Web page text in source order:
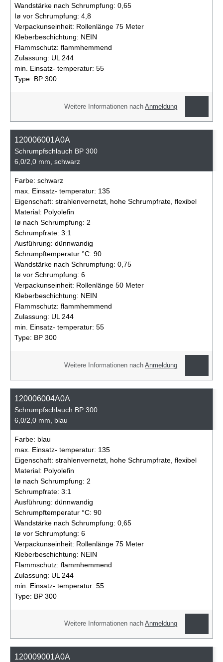
Wandstärke nach Schrumpfung: 0,65
Iø vor Schrumpfung: 4,8
Verpackunseinheit: Rollenlänge 75 Meter
Kleberbeschichtung: NEIN
Flammschutz: flammhemmend
Zulassung: UL 244
min. Einsatz- temperatur: 55
Type: BP 300
Weitere Informationen nachAnmeldung
120006001A0A
Schrumpfschlauch BP 300
6,0/2,0 mm, schwarz
Farbe: schwarz
max. Einsatz- temperatur: 135
Eigenschaft: strahlenvernetzt, hohe Schrumpfrate, flexibel
Material: Polyolefin
Iø nach Schrumpfung: 2
Schrumpfrate: 3:1
Ausführung: dünnwandig
Schrumpftemperatur °C: 90
Wandstärke nach Schrumpfung: 0,75
Iø vor Schrumpfung: 6
Verpackunseinheit: Rollenlänge 50 Meter
Kleberbeschichtung: NEIN
Flammschutz: flammhemmend
Zulassung: UL 244
min. Einsatz- temperatur: 55
Type: BP 300
Weitere Informationen nachAnmeldung
120006004A0A
Schrumpfschlauch BP 300
6,0/2,0 mm, blau
Farbe: blau
max. Einsatz- temperatur: 135
Eigenschaft: strahlenvernetzt, hohe Schrumpfrate, flexibel
Material: Polyolefin
Iø nach Schrumpfung: 2
Schrumpfrate: 3:1
Ausführung: dünnwandig
Schrumpftemperatur °C: 90
Wandstärke nach Schrumpfung: 0,65
Iø vor Schrumpfung: 6
Verpackunseinheit: Rollenlänge 75 Meter
Kleberbeschichtung: NEIN
Flammschutz: flammhemmend
Zulassung: UL 244
min. Einsatz- temperatur: 55
Type: BP 300
Weitere Informationen nachAnmeldung
120009001A0A